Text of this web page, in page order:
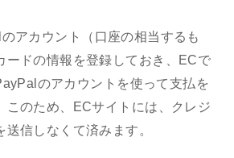
アカウント（口座の相当するも
ードの情報を登録しておき、ECで
のアカウントを使って支払を
このため、ECサイトには、クレジ
信しなくて済みます。